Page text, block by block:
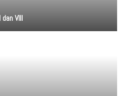
VIII